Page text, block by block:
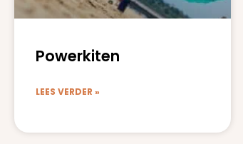
Powerkiten
LEES VERDER »